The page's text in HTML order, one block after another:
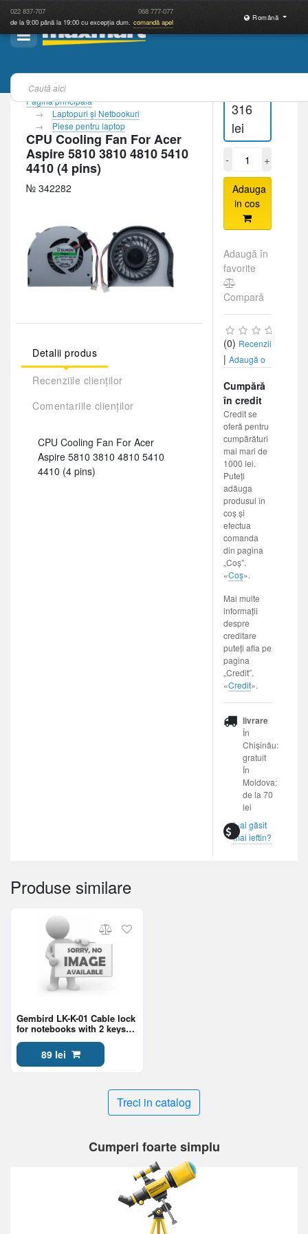
022 837-707 068 777-077
de la 9:00 până la 19:00 cu excepția dum. comandă apel
Română
Pagina principală
Laptopuri şi Netbookuri
Piese pentru laptop
CPU Cooling Fan For Acer
Aspire 5810 3810 4810 5410
4410 (4 pins)
№ 342282
Detalii produs
Recenziile clienților
Comentariile clienților
CPU Cooling Fan For Acer
Aspire 5810 3810 4810 5410
4410 (4 pins)
316
lei
- +
Adauga
in cos
Adaugă în
favorite
Compară
(0) Recenzii
| Adaugă o
Cumpără
în credit
Credit se
oferă pentru
cumpărături
mai mari de
1000 lei.
Puteți
adăuga
produsul în
coș și
efectua
comanda
din pagina
„Coș”.
«Coș».
Mai multe
informații
despre
creditare
puteți afla pe
pagina
„Credit”.
«Credit».
livrare
În
Chișinău:
gratuit
În
Moldova:
de la 70
lei
L-ai găsit
mai ieftin?
Produse similare
Gembird LK-K-01 Cable lock
for notebooks with 2 keys
included, 4 mm steel cable
89 lei
Treci in catalog
Cumperi foarte simplu